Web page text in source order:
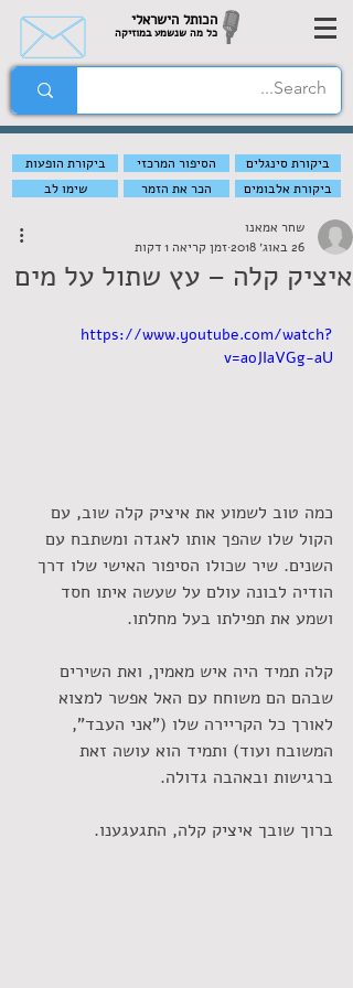
הכותל הישראלי
כל מה שנשמע במוזיקה
ביקורת הופעות הסיפור המרכזי
ביקורת סינגלים
שימו לב
הכר את הזמר ביקורת אלבומים
איציק קלה – עץ שתול על מים
שחר אמאנו
26 באוג׳ 2018
זמן קריאה 1 דקות
https://www.youtube.com/watch?
v=aoJIaVGg-aU
כמה טוב לשמוע את איציק קלה שוב, עם
הקול שלו שהפך אותו לאגדה ומשתבח עם
השנים. שיר שכולו הסיפור האישי שלו דרך
הודיה לבונה עולם על שעשה איתו חסד
ושמע את תפילתו בעל מחלתו.
קלה תמיד היה איש מאמין, ואת השירים
שבהם הם משוחח עם האל אפשר למצוא
לאורך כל הקריירה שלו ("אני העבד",
המשובח ועוד) ותמיד הוא עושה זאת
ברגישות ובאהבה גדולה.
ברוך שובך איציק קלה, התגעגענו.